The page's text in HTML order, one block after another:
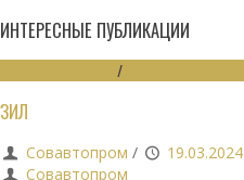
ИНТЕРЕСНЫЕ ПУБЛИКАЦИИ
/
ЗИЛ
Совавтопром / 19.03.2024
Совавтопром